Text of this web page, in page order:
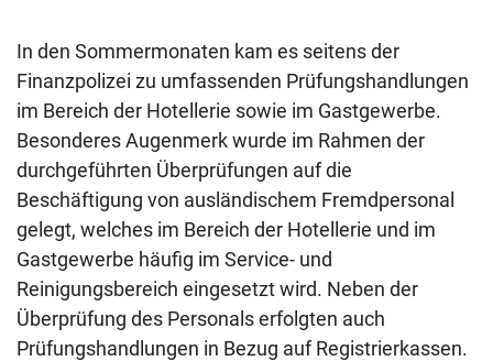
In den Sommermonaten kam es seitens der
Finanzpolizei zu umfassenden Prüfungshandlungen
im Bereich der Hotellerie sowie im Gastgewerbe.
Besonderes Augenmerk wurde im Rahmen der
durchgeführten Überprüfungen auf die
Beschäftigung von ausländischem Fremdpersonal
gelegt, welches im Bereich der Hotellerie und im
Gastgewerbe häufig im Service- und
Reinigungsbereich eingesetzt wird. Neben der
Überprüfung des Personals erfolgten auch
Prüfungshandlungen in Bezug auf Registrierkassen.